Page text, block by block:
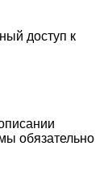
доступ к
обязательно